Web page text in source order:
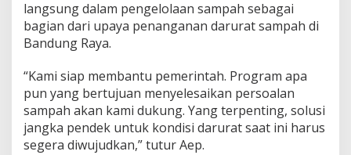
langsung dalam pengelolaan sampah sebagai
bagian dari upaya penanganan darurat sampah di
Bandung Raya.
“Kami siap membantu pemerintah. Program apa
pun yang bertujuan menyelesaikan persoalan
sampah akan kami dukung. Yang terpenting, solusi
jangka pendek untuk kondisi darurat saat ini harus
segera diwujudkan,” tutur Aep.